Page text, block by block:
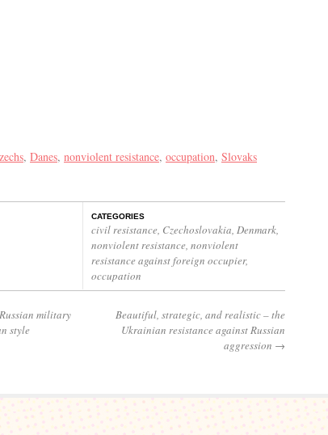
, Danes, nonviolent resistance, occupation, Slovaks
CATEGORIES
civil resistance, Czechoslovakia, Denmark,
nonviolent resistance, nonviolent
resistance against foreign occupier,
occupation
military
style
Beautiful, strategic, and realistic – the
Ukrainian resistance against Russian
aggression →